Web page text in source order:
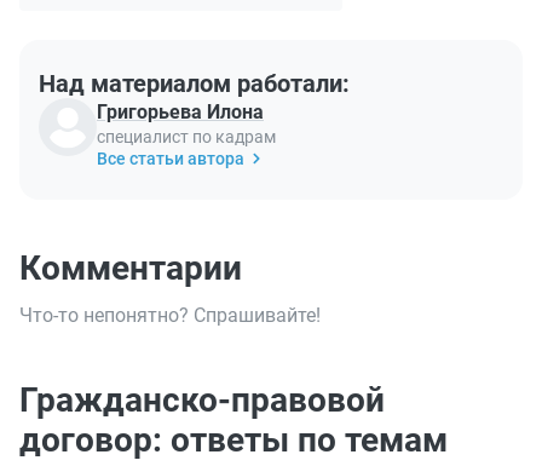
Над материалом работали:
Григорьева Илона
специалист по кадрам
Все статьи автора
Комментарии
Что-то непонятно? Спрашивайте!
Гражданско-правовой
договор: ответы по темам